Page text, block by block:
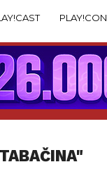
PLAY!CON